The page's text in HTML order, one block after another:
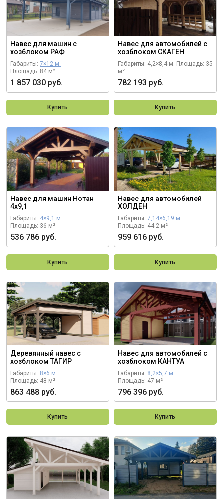
Навес для машин с
хозблоком РАФ
Габариты: 7×12 м.
Площадь: 84 м²
1 857 030 руб.
Купить
Навес для автомобилей с
хозблоком СКАГЕН
Габариты: 4,2×8,4 м. Площадь: 35
м²
782 193 руб.
Купить
Навес для машин Нотан
4х9,1
Габариты: 4×9,1 м.
Площадь: 36 м²
536 786 руб.
Купить
Навес для автомобилей
ХОЛДЕН
Габариты: 7,14×6,19 м.
Площадь: 44.2 м²
959 616 руб.
Купить
Деревянный навес с
хозблоком ТАГИР
Габариты: 8×6 м.
Площадь: 48 м²
863 488 руб.
Купить
Навес для автомобилей с
хозблоком КАНТУА
Габариты: 8,2×5,7 м.
Площадь: 47 м²
796 396 руб.
Купить